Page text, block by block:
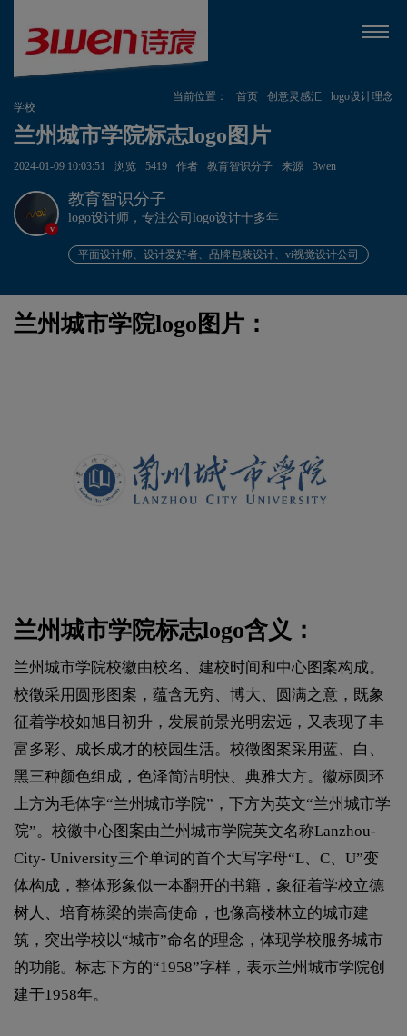
当前位置： 首页 创意灵感汇
logo设计理念
学校
兰州城市学院标志logo图片
2024-01-09 10:03:51 浏览 5419 作者 教育智识分子 来源 3wen
v
教育智识分子
logo设计师，专注公司logo设计十多年
平面设计师、设计爱好者、品牌包装设计、vi视觉设计公司
兰州城市学院logo图片：
兰州城市学院标志logo含义：
兰州城市学院校徽由校名、建校时间和中心图案构成。
校徵采用圆形图案，蕴含无穷、博大、圆满之意，既象
征着学校如旭日初升，发展前景光明宏远，又表现了丰
富多彩、成长成才的校园生活。校徵图案采用蓝、白、
黑三种颜色组成，色泽简洁明快、典雅大方。徽标圆环
上方为毛体字“兰州城市学院”，下方为英文“兰州城市学
院”。校徽中心图案由兰州城市学院英文名称Lanzhou-
City- University三个单词的首个大写字母“L、C、U”变
体构成，整体形象似一本翻开的书籍，象征着学校立德
树人、培育栋梁的崇高使命，也像高楼林立的城市建
筑，突出学校以“城市”命名的理念，体现学校服务城市
的功能。标志下方的“1958”字样，表示兰州城市学院创
建于1958年。